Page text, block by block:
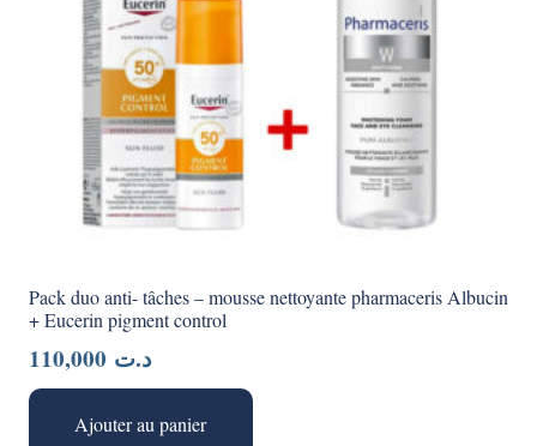
Pack duo anti- tâches – mousse nettoyante pharmaceris Albucin
+ Eucerin pigment control
د.ت
Ajouter au panier